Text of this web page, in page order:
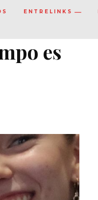
ENTRELINKS
es